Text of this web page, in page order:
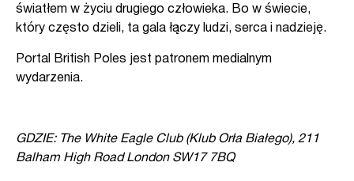
światłem w życiu drugiego człowieka. Bo w świecie,
który często dzieli, ta gala łączy ludzi, serca i nadzieję.
Portal British Poles jest patronem medialnym
wydarzenia.
GDZIE: The White Eagle Club (Klub Orła Białego), 211
Balham High Road London SW17 7BQ